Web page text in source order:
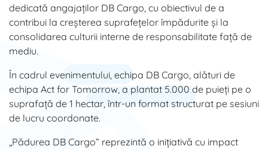
dedicată angajaților DB Cargo, cu obiectivul de a
contribui la creșterea suprafețelor împădurite și la
consolidarea culturii interne de responsabilitate față de
mediu.
În cadrul evenimentului, echipa DB Cargo, alături de
echipa Act for Tomorrow, a plantat 5.000 de puieți pe o
suprafață de 1 hectar, într-un format structurat pe sesiuni
de lucru coordonate.
„Pădurea DB Cargo” reprezintă o inițiativă cu impact